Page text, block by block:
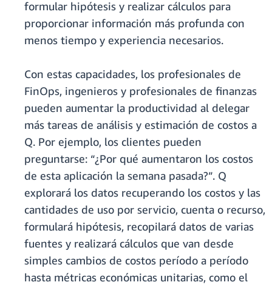
formular hipótesis y realizar cálculos para
proporcionar información más profunda con
menos tiempo y experiencia necesarios.
Con estas capacidades, los profesionales de
FinOps, ingenieros y profesionales de finanzas
pueden aumentar la productividad al delegar
más tareas de análisis y estimación de costos a
Q. Por ejemplo, los clientes pueden
preguntarse: “¿Por qué aumentaron los costos
de esta aplicación la semana pasada?”. Q
explorará los datos recuperando los costos y las
cantidades de uso por servicio, cuenta o recurso,
formulará hipótesis, recopilará datos de varias
fuentes y realizará cálculos que van desde
simples cambios de costos período a período
hasta métricas económicas unitarias, como el